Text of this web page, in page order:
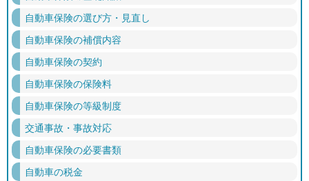
自動車保険の選び方・見直し
自動車保険の補償内容
自動車保険の契約
自動車保険の保険料
自動車保険の等級制度
交通事故・事故対応
自動車保険の必要書類
自動車の税金